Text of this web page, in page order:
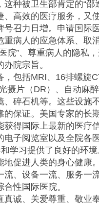
种被卫生部肯定的“邵
、高效的医疗服务，又
号召力日增。申请国际
重病人的应急体系、取
院”、尊重病人的隐私
院宗旨。
，包括MRI、16排螺旋
摄片（DR）、自动麻
、碎石机等。这些设施
的保证。美国专家的长
获得国际上最新的医疗
电子阅览室以及全院各
学习提供了良好的环
地促进人类的身心健康
流、设备一流、服务一
性国际医院。
真诚、关爱尊重、敬业